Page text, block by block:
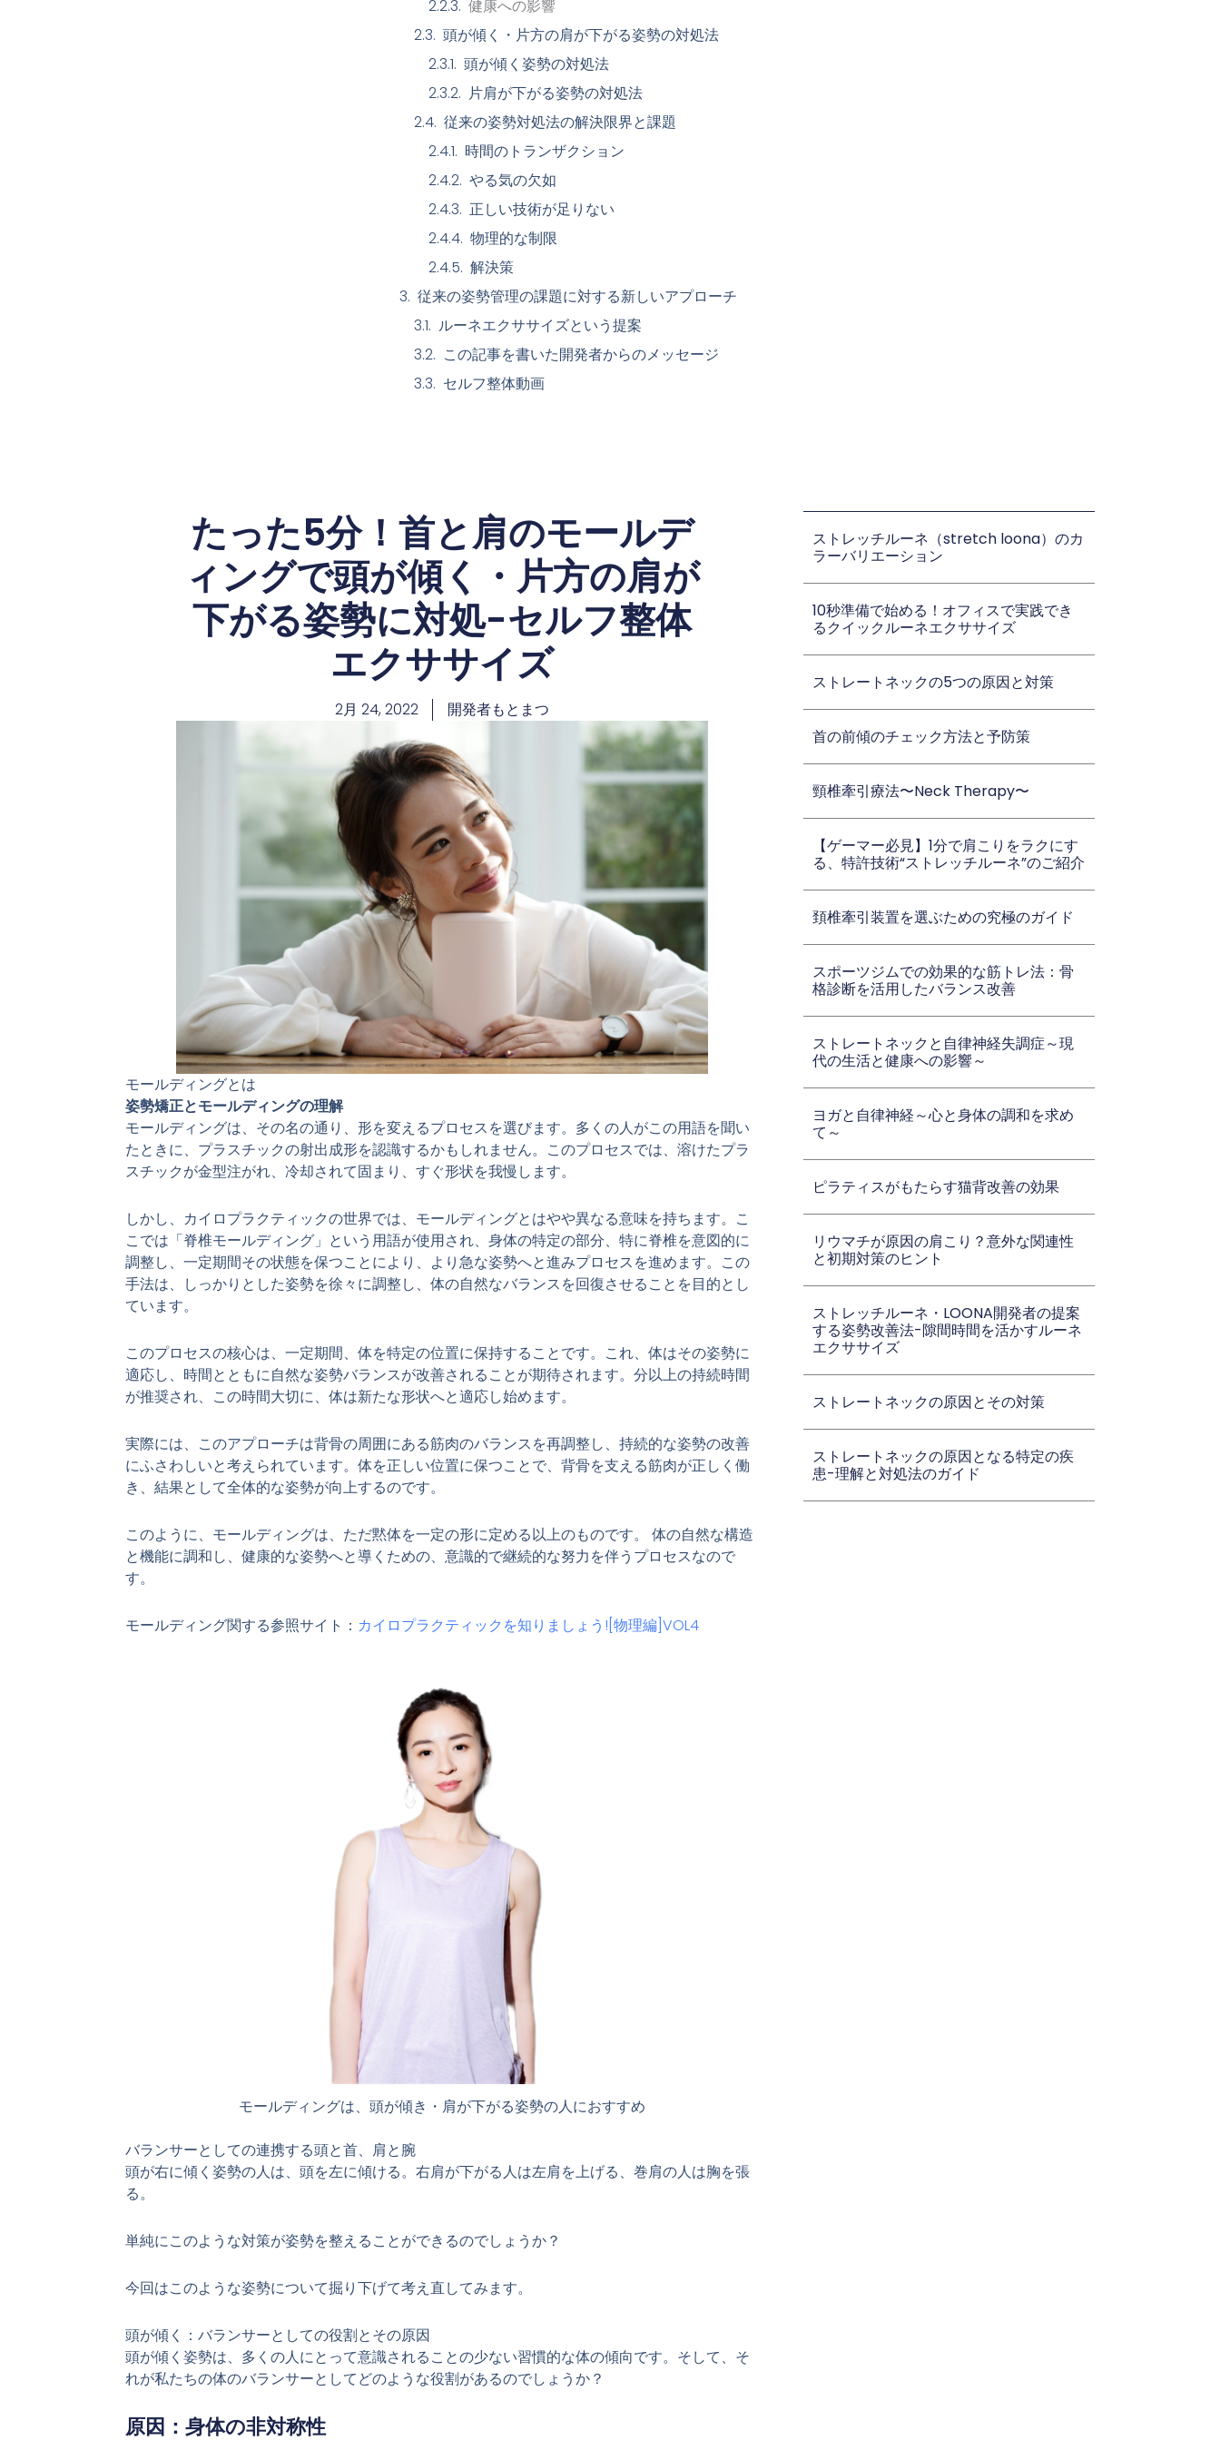
健康への影響
頭が傾く・片方の肩が下がる姿勢の対処法
頭が傾く姿勢の対処法
片肩が下がる姿勢の対処法
従来の姿勢対処法の解決限界と課題
時間のトランザクション
やる気の欠如
正しい技術が足りない
物理的な制限
解決策
従来の姿勢管理の課題に対する新しいアプローチ
ルーネエクササイズという提案
この記事を書いた開発者からのメッセージ
セルフ整体動画
たった5分！首と肩のモールデ
ィングで頭が傾く・片方の肩が
下がる姿勢に対処-セルフ整体
エクササイズ
2月 24, 2022 開発者もとまつ
モールディングとは
姿勢矯正とモールディングの理解
モールディングは、その名の通り、形を変えるプロセスを選びます。多くの人がこの用語を聞い
たときに、プラスチックの射出成形を認識するかもしれません。このプロセスでは、溶けたプラ
スチックが金型注がれ、冷却されて固まり、すぐ形状を我慢します。
しかし、カイロプラクティックの世界では、モールディングとはやや異なる意味を持ちます。こ
こでは「脊椎モールディング」という用語が使用され、身体の特定の部分、特に脊椎を意図的に
調整し、一定期間その状態を保つことにより、より急な姿勢へと進みプロセスを進めます。この
手法は、しっかりとした姿勢を徐々に調整し、体の自然なバランスを回復させることを目的とし
ています。
このプロセスの核心は、一定期間、体を特定の位置に保持することです。これ、体はその姿勢に
適応し、時間とともに自然な姿勢バランスが改善されることが期待されます。分以上の持続時間
が推奨され、この時間大切に、体は新たな形状へと適応し始めます。
実際には、このアプローチは背骨の周囲にある筋肉のバランスを再調整し、持続的な姿勢の改善
にふさわしいと考えられています。体を正しい位置に保つことで、背骨を支える筋肉が正しく働
き、結果として全体的な姿勢が向上するのです。
このように、モールディングは、ただ黙体を一定の形に定める以上のものです。 体の自然な構造
と機能に調和し、健康的な姿勢へと導くための、意識的で継続的な努力を伴うプロセスなので
す。
モールディング関する参照サイト： カイロプラクティックを知りましょう![物理編]VOL4
モールディングは、頭が傾き・肩が下がる姿勢の人におすすめ
バランサーとしての連携する頭と首、肩と腕
頭が右に傾く姿勢の人は、頭を左に傾ける。右肩が下がる人は左肩を上げる、巻肩の人は胸を張
る。
単純にこのような対策が姿勢を整えることができるのでしょうか？
今回はこのような姿勢について掘り下げて考え直してみます。
頭が傾く：バランサーとしての役割とその原因
頭が傾く姿勢は、多くの人にとって意識されることの少ない習慣的な体の傾向です。そして、そ
れが私たちの体のバランサーとしてどのような役割があるのでしょうか？
原因：身体の非対称性
ストレッチルーネ（stretch loona）のカ
ラーバリエーション
10秒準備で始める！オフィスで実践でき
るクイックルーネエクササイズ
ストレートネックの5つの原因と対策
首の前傾のチェック方法と予防策
頸椎牽引療法〜Neck Therapy〜
【ゲーマー必見】1分で肩こりをラクにす
る、特許技術“ストレッチルーネ”のご紹介
頚椎牽引装置を選ぶための究極のガイド
スポーツジムでの効果的な筋トレ法：骨
格診断を活用したバランス改善
ストレートネックと自律神経失調症～現
代の生活と健康への影響～
ヨガと自律神経～心と身体の調和を求め
て～
ピラティスがもたらす猫背改善の効果
リウマチが原因の肩こり？意外な関連性
と初期対策のヒント
ストレッチルーネ・LOONA開発者の提案
する姿勢改善法-隙間時間を活かすルーネ
エクササイズ
ストレートネックの原因とその対策
ストレートネックの原因となる特定の疾
患-理解と対処法のガイド